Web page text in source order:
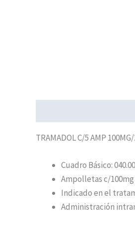
TRAMADOL C/5 AMP
Cuadro Básico:
Ampolletas c/100mg
Indicado en el
Administración